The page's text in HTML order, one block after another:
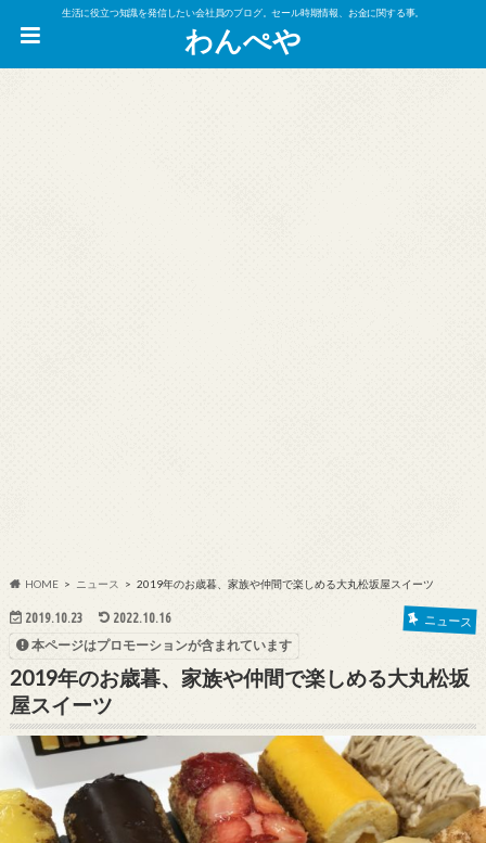
生活に役立つ知識を発信したい会社員のブログ。セール時期情報、お金に関する事。
わんぺや
HOME ニュース 2019年のお歳暮、家族や仲間で楽しめる大丸松坂屋スイーツ
2019.10.23 2022.10.16 ニュース
本ページはプロモーションが含まれています
2019年のお歳暮、家族や仲間で楽しめる大丸松坂
屋スイーツ